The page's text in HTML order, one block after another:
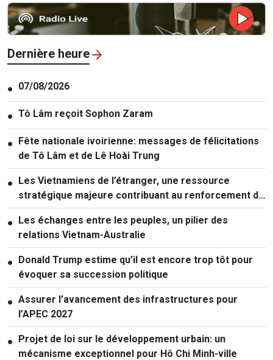
Dernière heure
● 07/08/2026
● Tô Lâm reçoit Sophon Zaram
● Fête nationale ivoirienne: messages de félicitations
de Tô Lâm et de Lê Hoài Trung
● Les Vietnamiens de l’étranger, une ressource
stratégique majeure contribuant au renforcement de
la puissance nationale
● Les échanges entre les peuples, un pilier des
relations Vietnam-Australie
● Donald Trump estime qu’il est encore trop tôt pour
évoquer sa succession politique
● Assurer l’avancement des infrastructures pour
l’APEC 2027
● Projet de loi sur le développement urbain: un
mécanisme exceptionnel pour Hô Chi Minh-ville